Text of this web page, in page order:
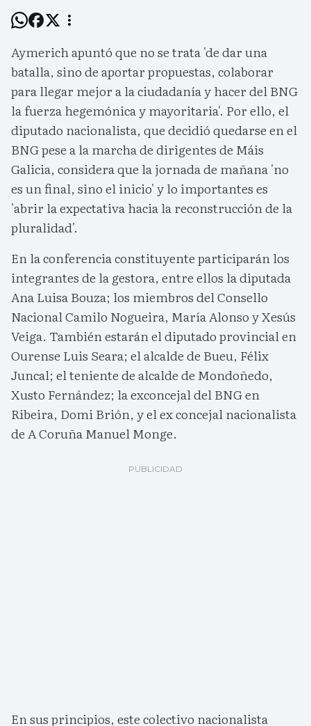
Aymerich apuntó que no se trata 'de dar una
batalla, sino de aportar propuestas, colaborar
para llegar mejor a la ciudadanía y hacer del BNG
la fuerza hegemónica y mayoritaria'. Por ello, el
diputado nacionalista, que decidió quedarse en el
BNG pese a la marcha de dirigentes de Máis
Galicia, considera que la jornada de mañana 'no
es un final, sino el inicio' y lo importantes es
'abrir la expectativa hacia la reconstrucción de la
pluralidad'.
En la conferencia constituyente participarán los
integrantes de la gestora, entre ellos la diputada
Ana Luisa Bouza; los miembros del Consello
Nacional Camilo Nogueira, María Alonso y Xesús
Veiga. También estarán el diputado provincial en
Ourense Luis Seara; el alcalde de Bueu, Félix
Juncal; el teniente de alcalde de Mondoñedo,
Xusto Fernández; la exconcejal del BNG en
Ribeira, Domi Brión, y el ex concejal nacionalista
de A Coruña Manuel Monge.
En sus principios, este colectivo nacionalista